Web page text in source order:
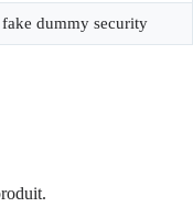
fake dummy security